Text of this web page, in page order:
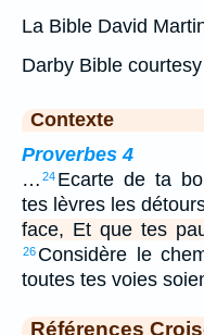
La Bible David
Darby Bible
Contexte
Proverbes 4
… 24 Ecarte de ta
tes lèvres les
face, Et que tes
26 Considère le
toutes tes voies
Références